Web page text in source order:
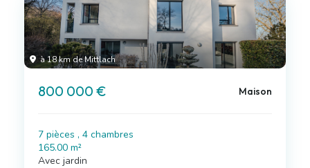
à 18 km de Mittlach
800 000 € Maison
7 pièces , 4 chambres
165.00 m²
Avec jardin